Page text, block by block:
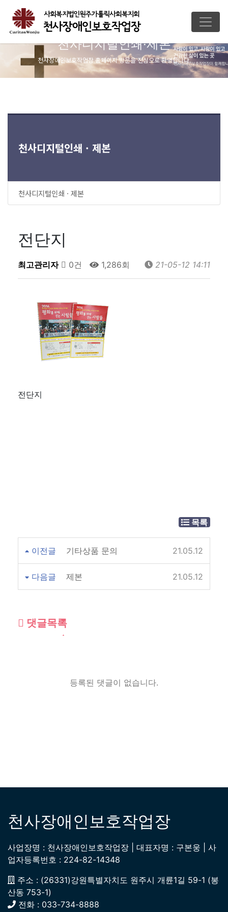
천사디지털인쇄·제본
천사장애인보호작업장 홈페이지 방문을 진심으로 환영합니다.
천사디지털인쇄 · 제본
천사디지털인쇄 · 제본
전단지
최고관리자 0건 1,286회 21-05-12 14:11
전단지
목록
이전글 기타상품 문의 21.05.12
다음글 제본 21.05.12
댓글목록
등록된 댓글이 없습니다.
천사장애인보호작업장
사업장명 : 천사장애인보호작업장 | 대표자명 : 구본웅 | 사
업자등록번호 : 224-82-14348
주소 : (26331)강원특별자치도 원주시 개륜1길 59-1 (봉
산동 753-1)
전화 : 033-734-8888